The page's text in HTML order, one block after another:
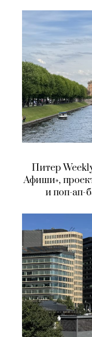
Питер
Афиши»,
и поп-ап-